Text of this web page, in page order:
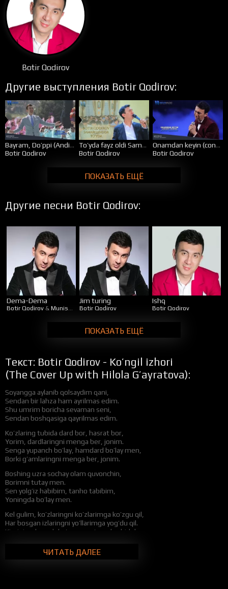
Botir Qodirov
Другие выступления Botir Qodirov:
Bayram, Do’ppi (Andijon Navro’z 2018)
Botir Qodirov
To’yda fayz oldi Samarqand, Urgut, Go’z 2019
Botir Qodirov
Onamdan keyin (concert version)
Botir Qodirov
ПОКАЗАТЬ ЕЩЁ
Другие песни Botir Qodirov:
Dema-Dema
Botir Qodirov &Munisa Rizayeva
Jim turing
Botir Qodirov
Ishq
Botir Qodirov
ПОКАЗАТЬ ЕЩЁ
Текст: Botir Qodirov - Ko’ngil izhori
(The Cover Up with Hilola G’ayratova):
Soyangga aylanib qolsaydim qani,
Sendan bir lahza ham ayrilmas edim.
Shu umrim boricha sevaman seni,
Sendan boshqasiga qayrilmas edim.
Ko’zlaring tubida dard bor, hasrat bor,
Yorim, dardlaringni menga ber, jonim.
Senga yupanch bo’lay, hamdard bo’lay men,
Borki g’amlaringni menga ber, jonim.
Boshing uzra sochay olam quvonchin,
Borimni tutay men.
Sen yolg’iz habibim, tanho tabibim,
Yoningda bo’lay men.
Kel gulim, ko’zlaringni ko’zlarimga ko’zgu qil,
Har bosgan izlaringni yo’llarimga yog’du qil.
Kiprigingda yosh ko’rsam, yo’q, aslo chidolmasman,
Ko’zlaring tubida dard bor, hasrat bor,
ЧИТАТЬ ДАЛЕЕ